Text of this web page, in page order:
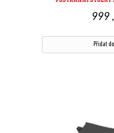
999
Přidat